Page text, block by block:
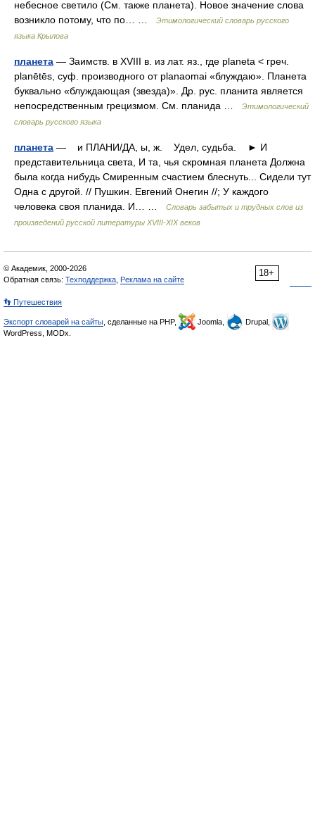
небесное светило (См. также планета). Новое значение слова
возникло потому, что по… …
Этимологический словарь русского
языка Крылова
планета — Заимств. в XVIII в. из лат. яз., где planeta < греч.
planētēs, суф. производного от planaomai «блуждаю». Планета
буквально «блуждающая (звезда)». Др. рус. планита является
непосредственным грецизмом. См. планида …
Этимологический
словарь русского языка
планета — и ПЛАНИ/ДА, ы, ж. Удел, судьба. ► И
представительница света, И та, чья скромная планета Должна
была когда нибудь Смиренным счастием блеснуть... Сидели тут
Одна с другой. // Пушкин. Евгений Онегин //; У каждого
человека своя планида. И… …
Словарь забытых и трудных слов из
произведений русской литературы ХVIII-ХIХ веков
18+
© Академик, 2000-2026
Обратная связь: Техподдержка Реклама на сайте
👣 Путешествия
Экспорт словарей на сайты , сделанные на PHP, Joomla,
Drupal,
WordPress, MODx.